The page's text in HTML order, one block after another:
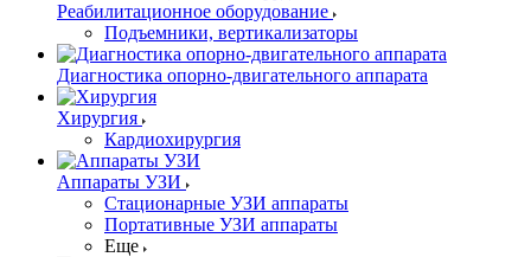
Реабилитационное оборудование
Подъемники, вертикализаторы
Диагностика опорно-двигательного аппарата
Хирургия
Кардиохирургия
Аппараты УЗИ
Стационарные УЗИ аппараты
Портативные УЗИ аппараты
Еще